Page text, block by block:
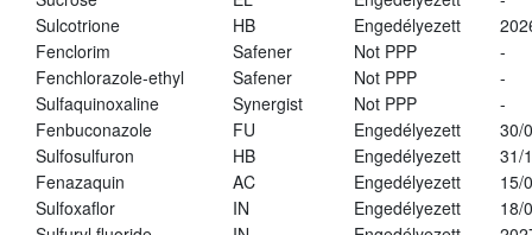
Sulcotrione
HB Engedélyezett
Fenclorim
Safener Not PPP
-
Fenchlorazole-ethyl
Safener Not PPP
-
Sulfaquinoxaline
Synergist Not PPP
-
Fenbuconazole
FU Engedélyezett
30/
Sulfosulfuron
HB Engedélyezett
31/
Fenazaquin
AC Engedélyezett
15/
Sulfoxaflor
IN Engedélyezett
18/